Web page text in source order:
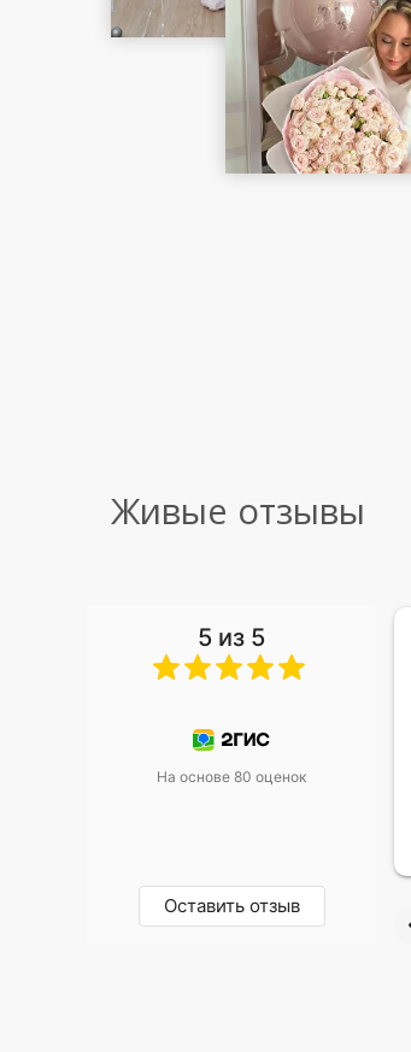
Живые отзывы
5 из 5
На основе 80 оценок
Оставить отзыв
уже два раза, отличная